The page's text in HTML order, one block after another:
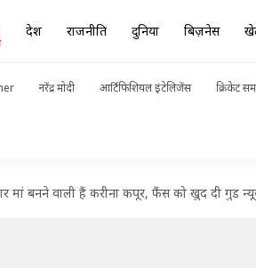
देश राजनीति दुनिया बिज़नेस
नरेंद्र मोदी आर्टिफिशियल इंटेलिजेंस क्रिकेट
मां बनने वाली हैं करीना कपूर, फैंस को खुद दी गुड